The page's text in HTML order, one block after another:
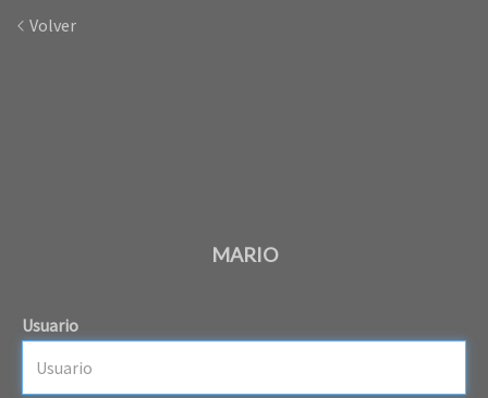
Volver
MARIO
Usuario